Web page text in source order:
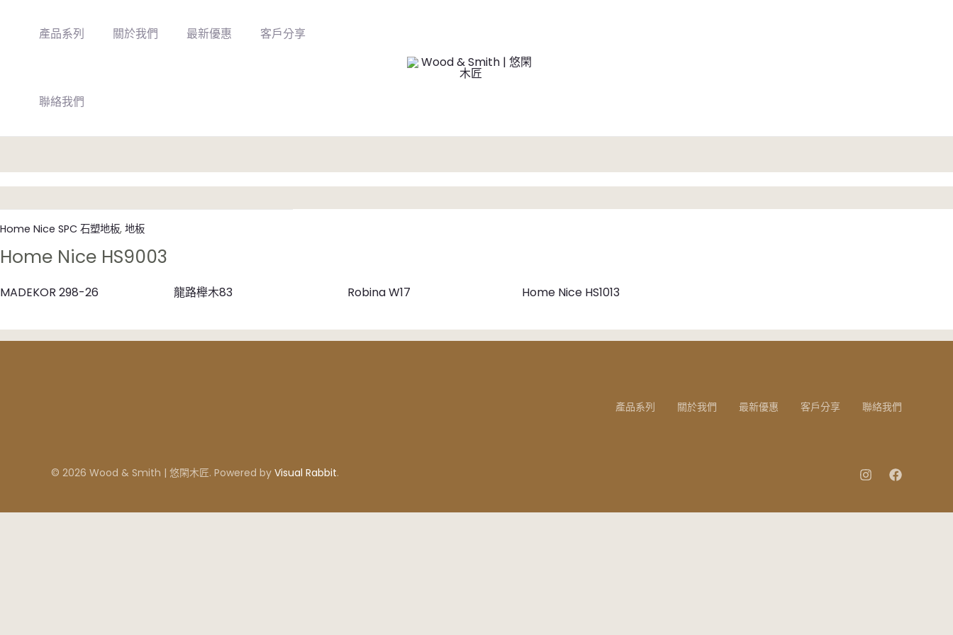
產品系列 關於我們 最新優惠 客戶分享
聯絡我們
Home Nice SPC 石塑地板, 地板
Home Nice HS9003
MADEKOR 298-26 龍路櫸木83 Robina W17 Home Nice HS1013
產品系列 關於我們 最新優惠 客戶分享 聯絡我們
© 2026 Wood & Smith | 悠閑木匠. Powered by Visual Rabbit.